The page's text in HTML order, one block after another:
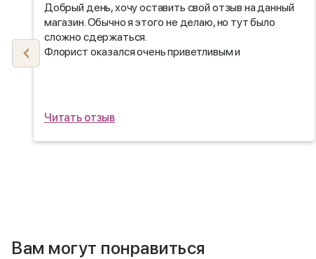
Добрый день, хочу оставить свой отзыв на данный
магазин. Обычно я этого не делаю, но тут было
сложно сдержаться.
Флорист оказался очень приветливым и
Читать отзыв
Вам могут понравиться